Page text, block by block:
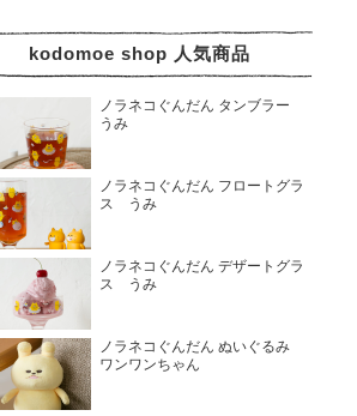
kodomoe shop 人気商品
ノラネコぐんだん タンブラー
うみ
ノラネコぐんだん フロートグラ
ス うみ
ノラネコぐんだん デザートグラ
ス うみ
ノラネコぐんだん ぬいぐるみ
ワンワンちゃん